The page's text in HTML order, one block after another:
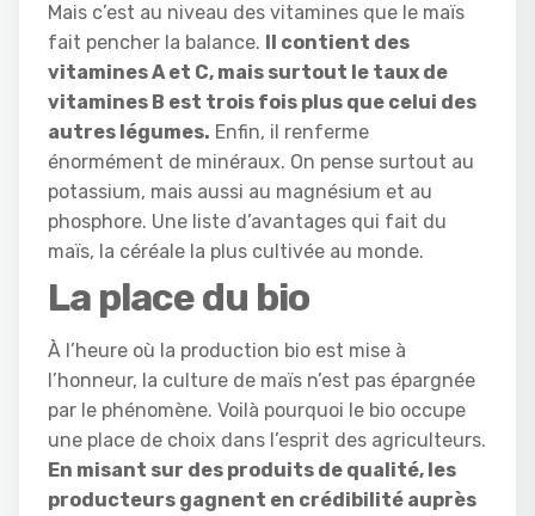
Mais c’est au niveau des vitamines que le maïs
fait pencher la balance. Il contient des
vitamines A et C, mais surtout le taux de
vitamines B est trois fois plus que celui des
autres légumes. Enfin, il renferme
énormément de minéraux. On pense surtout au
potassium, mais aussi au magnésium et au
phosphore. Une liste d’avantages qui fait du
maïs, la céréale la plus cultivée au monde.
La place du bio
À l’heure où la production bio est mise à
l’honneur, la culture de maïs n’est pas épargnée
par le phénomène. Voilà pourquoi le bio occupe
une place de choix dans l’esprit des agriculteurs.
En misant sur des produits de qualité, les
producteurs gagnent en crédibilité auprès